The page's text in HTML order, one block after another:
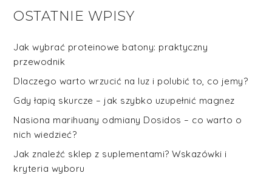
OSTATNIE WPISY
Jak wybrać proteinowe batony: praktyczny
przewodnik
Dlaczego warto wrzucić na luz i polubić to, co jemy?
Gdy łapią skurcze – jak szybko uzupełnić magnez
Nasiona marihuany odmiany Dosidos – co warto o
nich wiedzieć?
Jak znaleźć sklep z suplementami? Wskazówki i
kryteria wyboru